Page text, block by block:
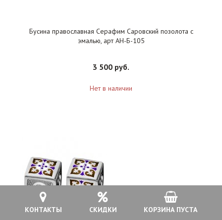
КОНТАКТЫ СКИДКИ КОРЗИНА ПУСТА
Бусина православная Серафим Саровский позолота с
эмалью, арт АН-Б-105
3 500 руб.
Нет в наличии